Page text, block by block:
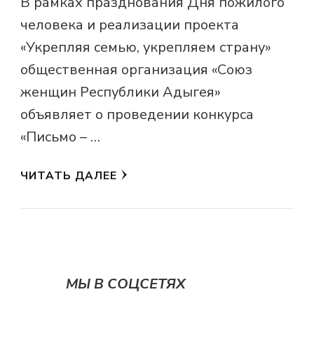
человека и реализации проекта
«Укрепляя семью, укрепляем страну»
общественная организация «Союз
женщин Республики Адыгея»
объявляет о проведении конкурса
«Письмо – …
ЧИТАТЬ ДАЛЕЕ
МЫ В СОЦСЕТЯХ